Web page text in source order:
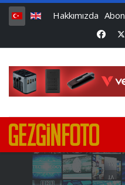
Hakkımızda